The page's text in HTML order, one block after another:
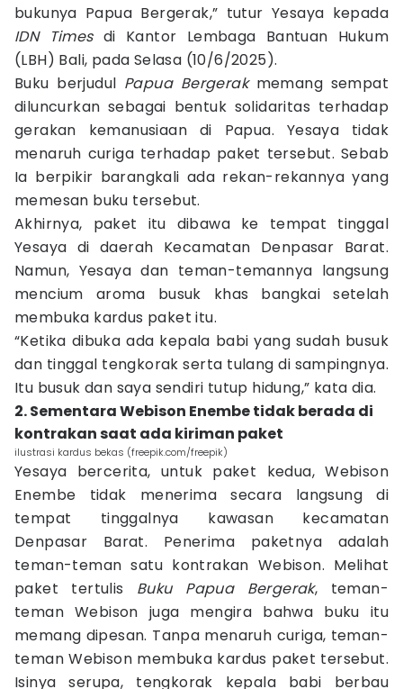
bukunya Papua Bergerak,” tutur Yesaya kepada
IDN Times di Kantor Lembaga Bantuan Hukum
(LBH) Bali, pada Selasa (10/6/2025).
Buku berjudul Papua Bergerak memang sempat
diluncurkan sebagai bentuk solidaritas terhadap
gerakan kemanusiaan di Papua. Yesaya tidak
menaruh curiga terhadap paket tersebut. Sebab
Ia berpikir barangkali ada rekan-rekannya yang
memesan buku tersebut.
Akhirnya, paket itu dibawa ke tempat tinggal
Yesaya di daerah Kecamatan Denpasar Barat.
Namun, Yesaya dan teman-temannya langsung
mencium aroma busuk khas bangkai setelah
membuka kardus paket itu.
“Ketika dibuka ada kepala babi yang sudah busuk
dan tinggal tengkorak serta tulang di sampingnya.
Itu busuk dan saya sendiri tutup hidung,” kata dia.
2. Sementara Webison Enembe tidak berada di
kontrakan saat ada kiriman paket
ilustrasi kardus bekas (freepik.com/freepik)
Yesaya bercerita, untuk paket kedua, Webison
Enembe tidak menerima secara langsung di
tempat tinggalnya kawasan kecamatan
Denpasar Barat. Penerima paketnya adalah
teman-teman satu kontrakan Webison. Melihat
paket tertulis Buku Papua Bergerak, teman-
teman Webison juga mengira bahwa buku itu
memang dipesan. Tanpa menaruh curiga, teman-
teman Webison membuka kardus paket tersebut.
Isinya serupa, tengkorak kepala babi berbau